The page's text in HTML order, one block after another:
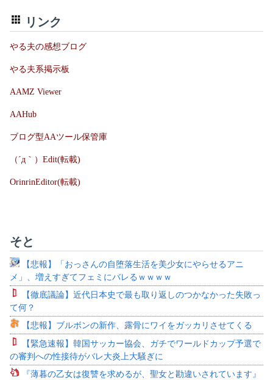
リンク
やる夫の感想ブログ
やる夫系掲示板
AAMZ Viewer
AAHub
ブログ型AAツール保管庫
（´д｀）Edit(転載)
OrinrinEditor(転載)
そと
【悲報】「おっさんの自堕落生活を美少女にやらせるアニ
メ」、増えすぎてフェミにバレるｗｗｗｗ
【徹底議論】近代日本史で最も取り返しのつかなかった失敗っ
て何？
【悲報】ブルボンの新作、露骨にワイをガッカリさせてくる
【緊急速報】韓国サッカー協会、ガチでワールドカップ予選で
の審判への性接待がバレ大炎上大騒ぎに
『薄暮の乙女は復讐を求めるが、聖女と勘違いされています』